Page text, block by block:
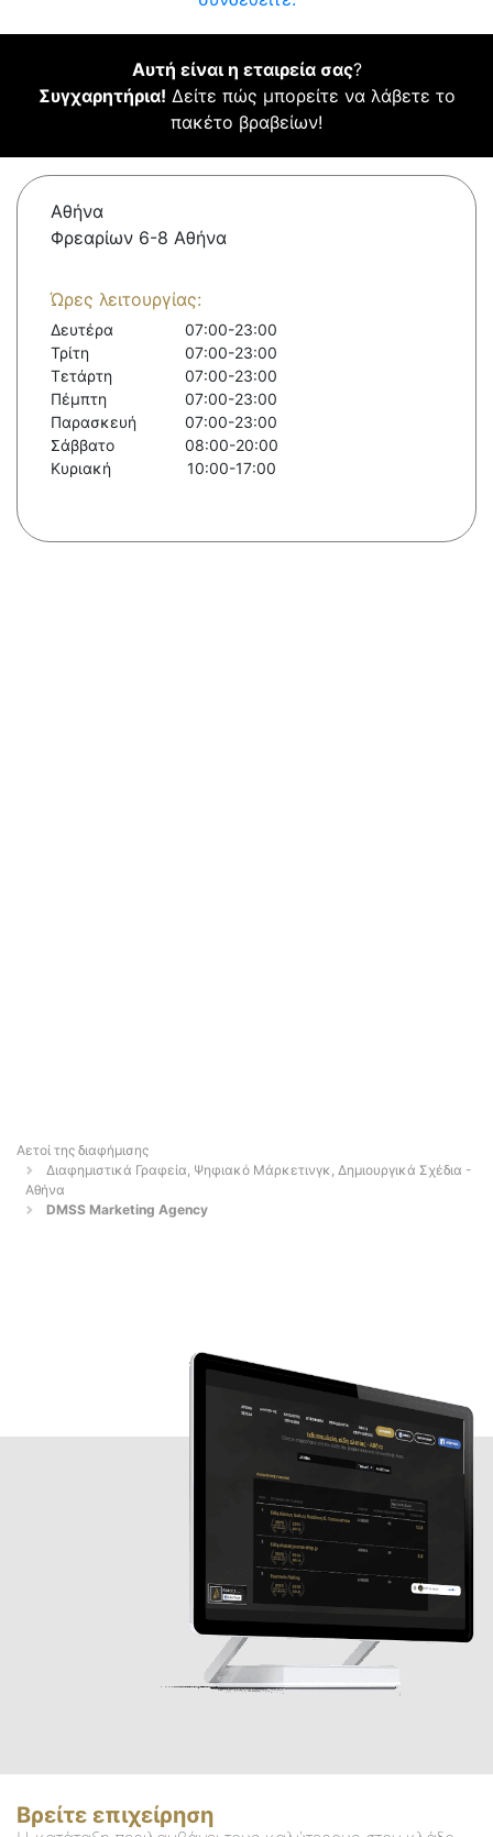
Αυτή είναι η εταιρεία σας?
Συγχαρητήρια! Δείτε πώς μπορείτε να λάβετε το
πακέτο βραβείων!
Αθήνα
Φρεαρίων 6-8 Αθήνα
Ώρες λειτουργίας:
Δευτέρα
07:00-23:00
Τρίτη
07:00-23:00
Τετάρτη
07:00-23:00
Πέμπτη
07:00-23:00
Παρασκευή
07:00-23:00
Σάββατο
08:00-20:00
Κυριακή
10:00-17:00
Αετοί της διαφήμισης
Διαφημιστικά Γραφεία, Ψηφιακό Μάρκετινγκ, Δημιουργικά Σχέδια -
Αθήνα
DMSS Marketing Agency
Βρείτε επιχείρηση